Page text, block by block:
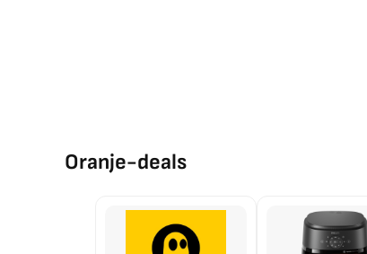
Oranje-deals